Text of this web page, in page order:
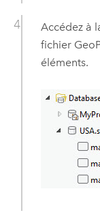
Accédez à
fichier
éléments.